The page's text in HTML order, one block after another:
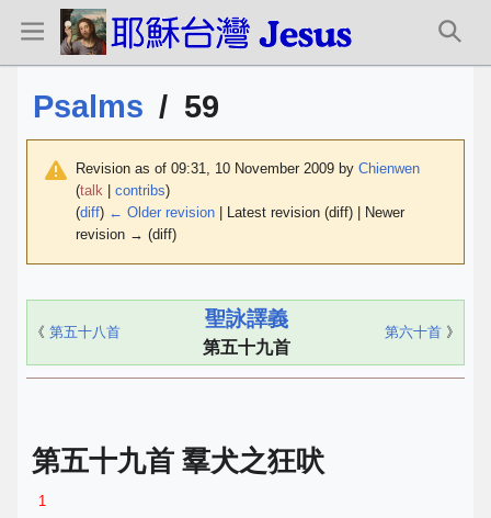
Psalms / 59
Revision as of 09:31, 10 November 2009 by Chienwen
(talk contribs)
(diff) ← Older revision | Latest revision (diff) | Newer
revision → (diff)
《 第五十八首
聖詠譯義
第五十九首
第六十首 》
第五十九首 羣犬之狂吠
1